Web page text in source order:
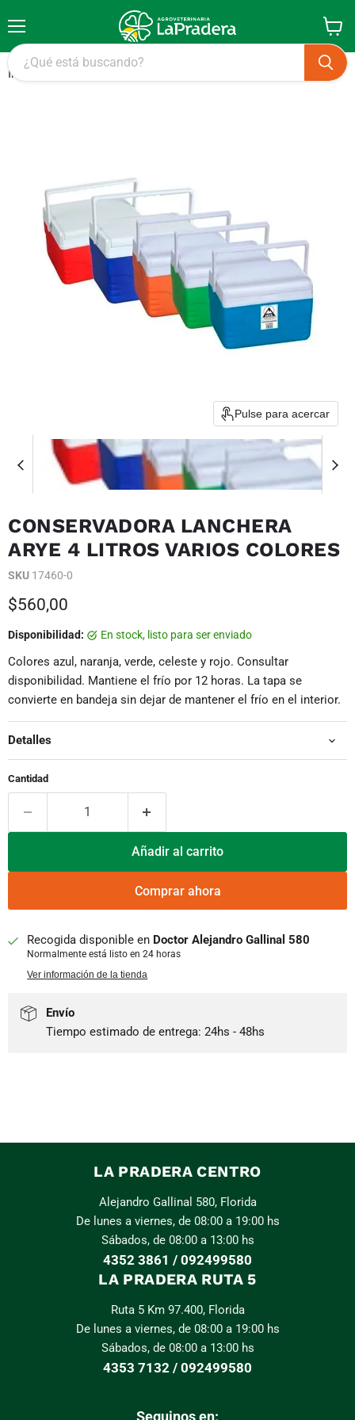
Ver
carrito
Inicio Conservadora Lanchera Arye 4 Litros Varios Colores
Pulse para acercar
CONSERVADORA LANCHERA
ARYE 4 LITROS VARIOS COLORES
SKU 17460-0
Precio actual
$560,00
Disponibilidad: en stock, listo para ser enviado
Colores azul, naranja, verde, celeste y rojo. Consultar
disponibilidad. Mantiene el frío por 12 horas. La tapa se
convierte en bandeja sin dejar de mantener el frío en el interior.
Detalles
Cantidad
Añadir al carrito
Comprar ahora
Recogida disponible en Doctor Alejandro Gallinal 580
Normalmente está listo en 24 horas
Ver información de la tienda
Envío
Tiempo estimado de entrega: 24hs - 48hs
Seguinos en:
LA PRADERA CENTRO
Alejandro Gallinal 580, Florida
De lunes a viernes, de 08:00 a 19:00 hs
Sábados, de 08:00 a 13:00 hs
4352 3861 / 092499580
LA PRADERA RUTA 5
Ruta 5 Km 97.400, Florida
De lunes a viernes, de 08:00 a 19:00 hs
Sábados, de 08:00 a 13:00 hs
4353 7132 / 092499580